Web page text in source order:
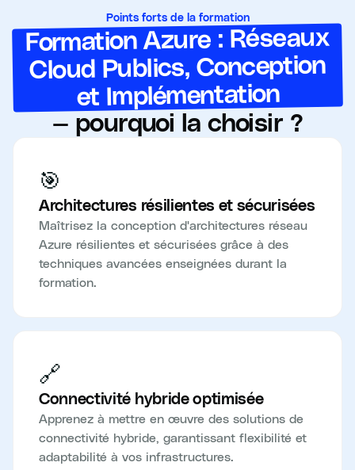
Points forts de la formation
Formation Azure : Réseaux
Cloud Publics, Conception
et Implémentation
— pourquoi la choisir ?
🎯
Architectures résilientes et sécurisées
Maîtrisez la conception d'architectures réseau
Azure résilientes et sécurisées grâce à des
techniques avancées enseignées durant la
formation.
🔗
Connectivité hybride optimisée
Apprenez à mettre en œuvre des solutions de
connectivité hybride, garantissant flexibilité et
adaptabilité à vos infrastructures.